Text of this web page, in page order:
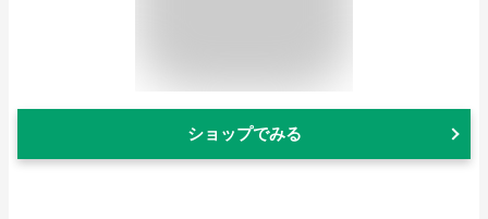
ショップでみる